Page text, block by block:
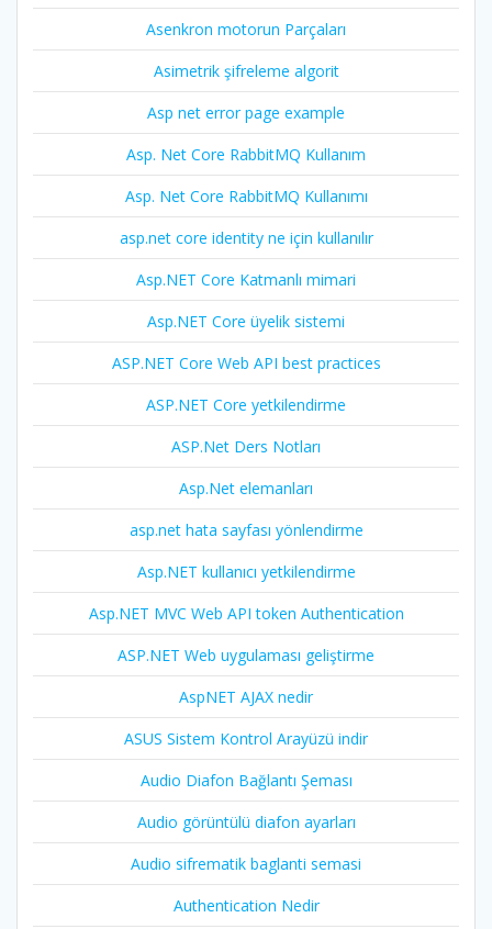
Asenkron motorun Parçaları
Asimetrik şifreleme algorit
Asp net error page example
Asp. Net Core RabbitMQ Kullanım
Asp. Net Core RabbitMQ Kullanımı
asp.net core identity ne için kullanılır
Asp.NET Core Katmanlı mimari
Asp.NET Core üyelik sistemi
ASP.NET Core Web API best practices
ASP.NET Core yetkilendirme
ASP.Net Ders Notları
Asp.Net elemanları
asp.net hata sayfası yönlendirme
Asp.NET kullanıcı yetkilendirme
Asp.NET MVC Web API token Authentication
ASP.NET Web uygulaması geliştirme
AspNET AJAX nedir
ASUS Sistem Kontrol Arayüzü indir
Audio Diafon Bağlantı Şeması
Audio görüntülü diafon ayarları
Audio sifrematik baglanti semasi
Authentication Nedir